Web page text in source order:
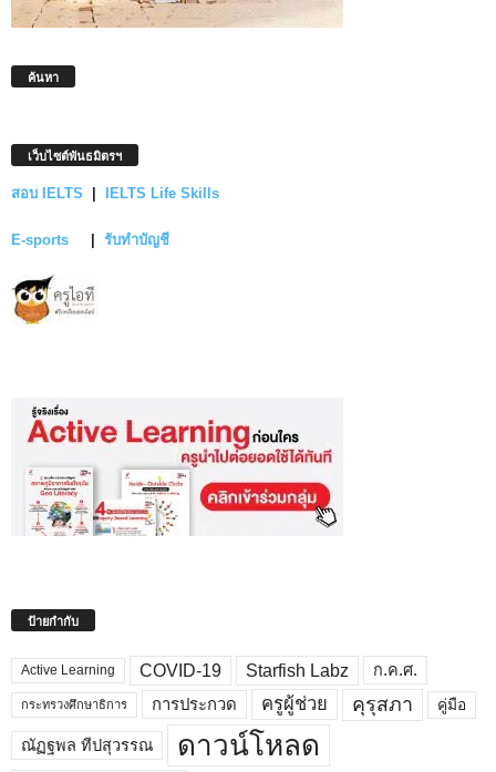
ค้นหา
เว็บไซต์พันธมิตรฯ
สอบ IELTS IELTS Life Skills
E-sports รับทำบัญชี
ป้ายกำกับ
Active Learning COVID-19 Starfish Labz ก.ค.ศ.
กระทรวงศึกษาธิการ การประกวด ครูผู้ช่วย คุรุสภา คู่มือ
ณัฏฐพล ทีปสุวรรณ ดาวน์โหลด